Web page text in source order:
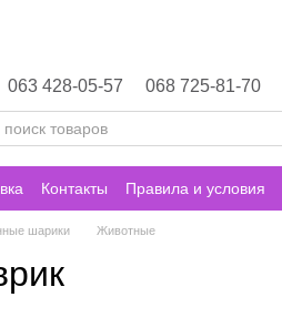
063 428-05-57 068 725-81-70
Контакты Правила и условия
шарики Животные